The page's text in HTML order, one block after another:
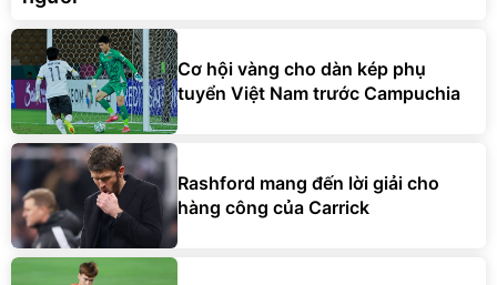
Cơ hội vàng cho dàn kép phụ
tuyển Việt Nam trước Campuchia
Rashford mang đến lời giải cho
hàng công của Carrick